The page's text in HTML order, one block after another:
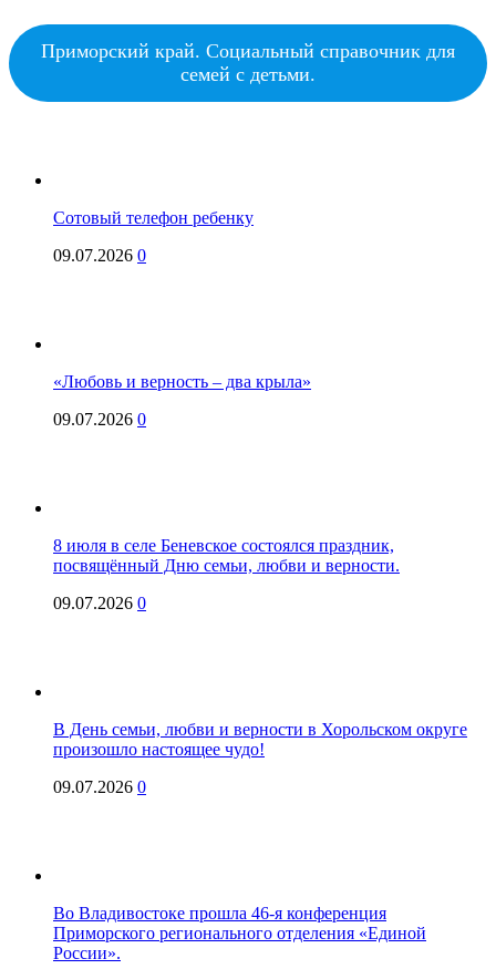
Приморский край. Социальный справочник для
семей с детьми.
Сотовый телефон ребенку
09.07.2026 0
«Любовь и верность – два крыла»
09.07.2026 0
8 июля в селе Беневское состоялся праздник,
посвящённый Дню семьи, любви и верности.
09.07.2026 0
В День семьи, любви и верности в Хорольском округе
произошло настоящее чудо!
09.07.2026 0
Во Владивостоке прошла 46-я конференция
Приморского регионального отделения «Единой
России».